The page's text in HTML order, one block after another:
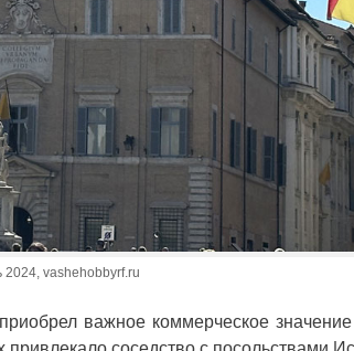
vashehobbyrf.ru
важное коммерческое